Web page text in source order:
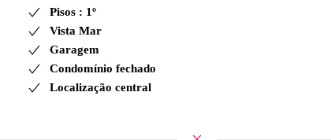
Pisos : 1º
Vista Mar
Garagem
Condomínio fechado
Localização central